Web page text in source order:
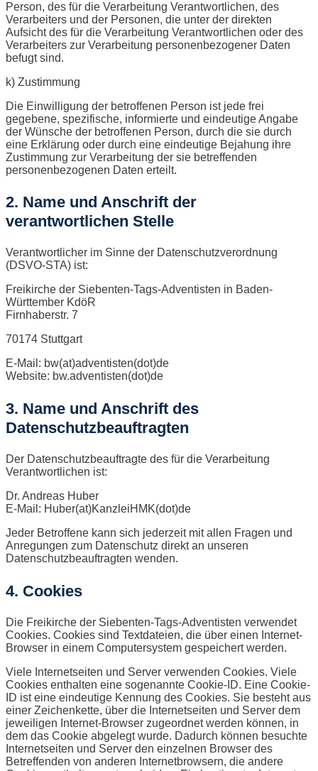
Person, des für die Verarbeitung Verantwortlichen, des
Verarbeiters und der Personen, die unter der direkten
Aufsicht des für die Verarbeitung Verantwortlichen oder des
Verarbeiters zur Verarbeitung personenbezogener Daten
befugt sind.
k) Zustimmung
Die Einwilligung der betroffenen Person ist jede frei
gegebene, spezifische, informierte und eindeutige Angabe
der Wünsche der betroffenen Person, durch die sie durch
eine Erklärung oder durch eine eindeutige Bejahung ihre
Zustimmung zur Verarbeitung der sie betreffenden
personenbezogenen Daten erteilt.
2. Name und Anschrift der
verantwortlichen Stelle
Verantwortlicher im Sinne der Datenschutzverordnung
(DSVO-STA) ist:
Freikirche der Siebenten-Tags-Adventisten in Baden-
Württember KdöR
Firnhaberstr. 7
70174 Stuttgart
E-Mail: bw(at)adventisten(dot)de
Website: bw.adventisten(dot)de
3. Name und Anschrift des
Datenschutzbeauftragten
Der Datenschutzbeauftragte des für die Verarbeitung
Verantwortlichen ist:
Dr. Andreas Huber
E-Mail: Huber(at)KanzleiHMK(dot)de
Jeder Betroffene kann sich jederzeit mit allen Fragen und
Anregungen zum Datenschutz direkt an unseren
Datenschutzbeauftragten wenden.
4. Cookies
Die Freikirche der Siebenten-Tags-Adventisten verwendet
Cookies. Cookies sind Textdateien, die über einen Internet-
Browser in einem Computersystem gespeichert werden.
Viele Internetseiten und Server verwenden Cookies. Viele
Cookies enthalten eine sogenannte Cookie-ID. Eine Cookie-
ID ist eine eindeutige Kennung des Cookies. Sie besteht aus
einer Zeichenkette, über die Internetseiten und Server dem
jeweiligen Internet-Browser zugeordnet werden können, in
dem das Cookie abgelegt wurde. Dadurch können besuchte
Internetseiten und Server den einzelnen Browser des
Betreffenden von anderen Internetbrowsern, die andere